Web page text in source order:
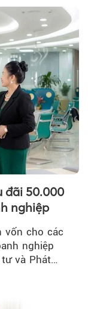
Theo Sở hữu trí
đãi 50.000
nghiệp
vốn cho các
nghiệp
và Phát